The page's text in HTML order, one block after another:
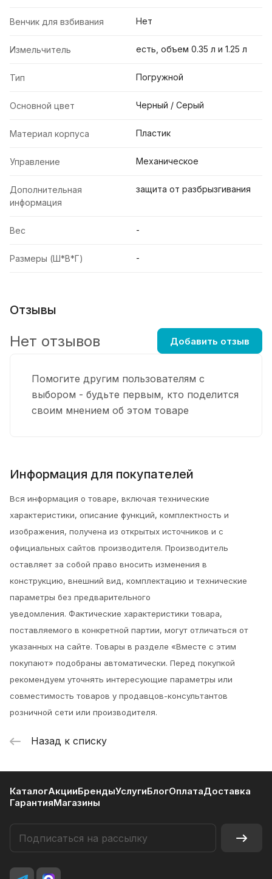
Венчик для взбивания Нет
Измельчитель есть, объем 0.35 л и 1.25 л
Тип Погружной
Основной цвет Черный / Серый
Материал корпуса Пластик
Управление Механическое
Дополнительная
информация
защита от разбрызгивания
Вес -
Размеры (Ш*В*Г) -
Отзывы
Помогите другим пользователям с
выбором - будьте первым, кто поделится
своим мнением об этом товаре
Нет отзывов Добавить отзыв
Информация для покупателей
Вся информация о товаре, включая технические
характеристики, описание функций, комплектность и
изображения, получена из открытых источников и с
официальных сайтов производителя. Производитель
оставляет за собой право вносить изменения в
конструкцию, внешний вид, комплектацию и технические
параметры без предварительного
уведомления. Фактические характеристики товара,
поставляемого в конкретной партии, могут отличаться от
указанных на сайте. Товары в разделе «Вместе с этим
покупают» подобраны автоматически. Перед покупкой
рекомендуем уточнять интересующие параметры или
совместимость товаров у продавцов-консультантов
розничной сети или производителя.
Назад к списку
КаталогАкцииБрендыУслугиБлогОплатаДоставка
ГарантияМагазины